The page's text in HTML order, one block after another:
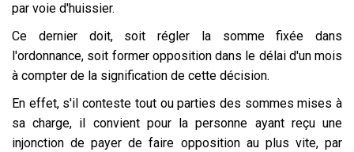
par voie d'huissier.
Ce dernier doit, soit régler la somme fixée dans
l'ordonnance, soit former opposition dans le délai d'un mois
à compter de la signification de cette décision.
En effet, s'il conteste tout ou parties des sommes mises à
sa charge, il convient pour la personne ayant reçu une
injonction de payer de faire opposition au plus vite, par